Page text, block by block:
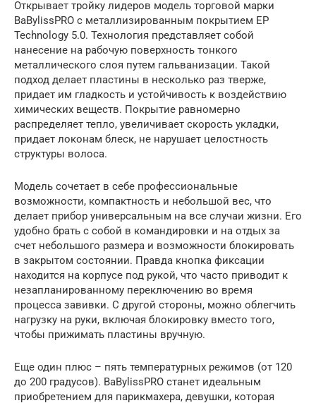
Открывает тройку лидеров модель торговой марки
BaBylissPRO с металлизированным покрытием EP
Technology 5.0. Технология представляет собой
нанесение на рабочую поверхность тонкого
металлического слоя путем гальванизации. Такой
подход делает пластины в несколько раз тверже,
придает им гладкость и устойчивость к воздействию
химических веществ. Покрытие равномерно
распределяет тепло, увеличивает скорость укладки,
придает локонам блеск, не нарушает целостность
структуры волоса.
Модель сочетает в себе профессиональные
возможности, компактность и небольшой вес, что
делает прибор универсальным на все случаи жизни. Его
удобно брать с собой в командировки и на отдых за
счет небольшого размера и возможности блокировать
в закрытом состоянии. Правда кнопка фиксации
находится на корпусе под рукой, что часто приводит к
незапланированному переключению во время
процесса завивки. С другой стороны, можно облегчить
нагрузку на руки, включая блокировку вместо того,
чтобы прижимать пластины вручную.
Еще один плюс – пять температурных режимов (от 120
до 200 градусов). BaBylissPRO станет идеальным
приобретением для парикмахера, девушки, которая